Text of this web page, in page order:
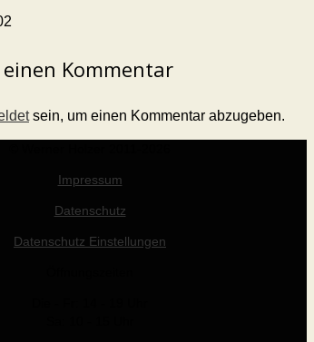
einen Kommentar
sein, um einen Kommentar abzugeben.
Impressum
Datenschutz
Datenschutz Einstellungen